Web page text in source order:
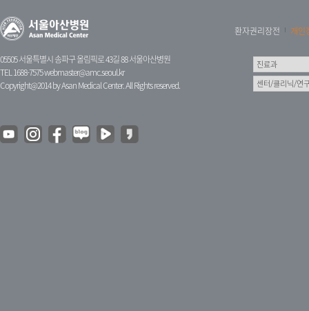
05505 서울특별시 송파구 올림픽로 43길 88 서울아산병원
TEL 1688-7575webmaster@amc.seoul.kr
Copyright@2014 by Asan Medical Center. All Rights reserved.
환자권리장전 개인